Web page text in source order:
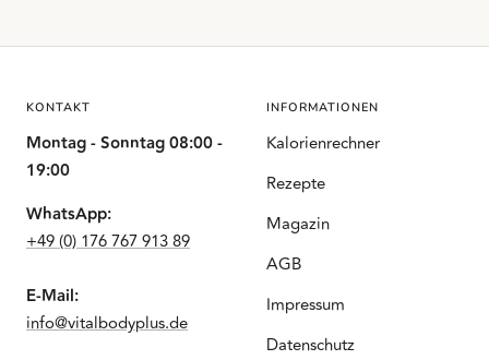
KONTAKT
Montag - Sonntag 08:00 -
19:00
WhatsApp:
+49 (0) 176 767 913 89
E-Mail:
info@vitalbodyplus.de
INFORMATIONEN
Kalorienrechner
Rezepte
Magazin
AGB
Impressum
Datenschutz